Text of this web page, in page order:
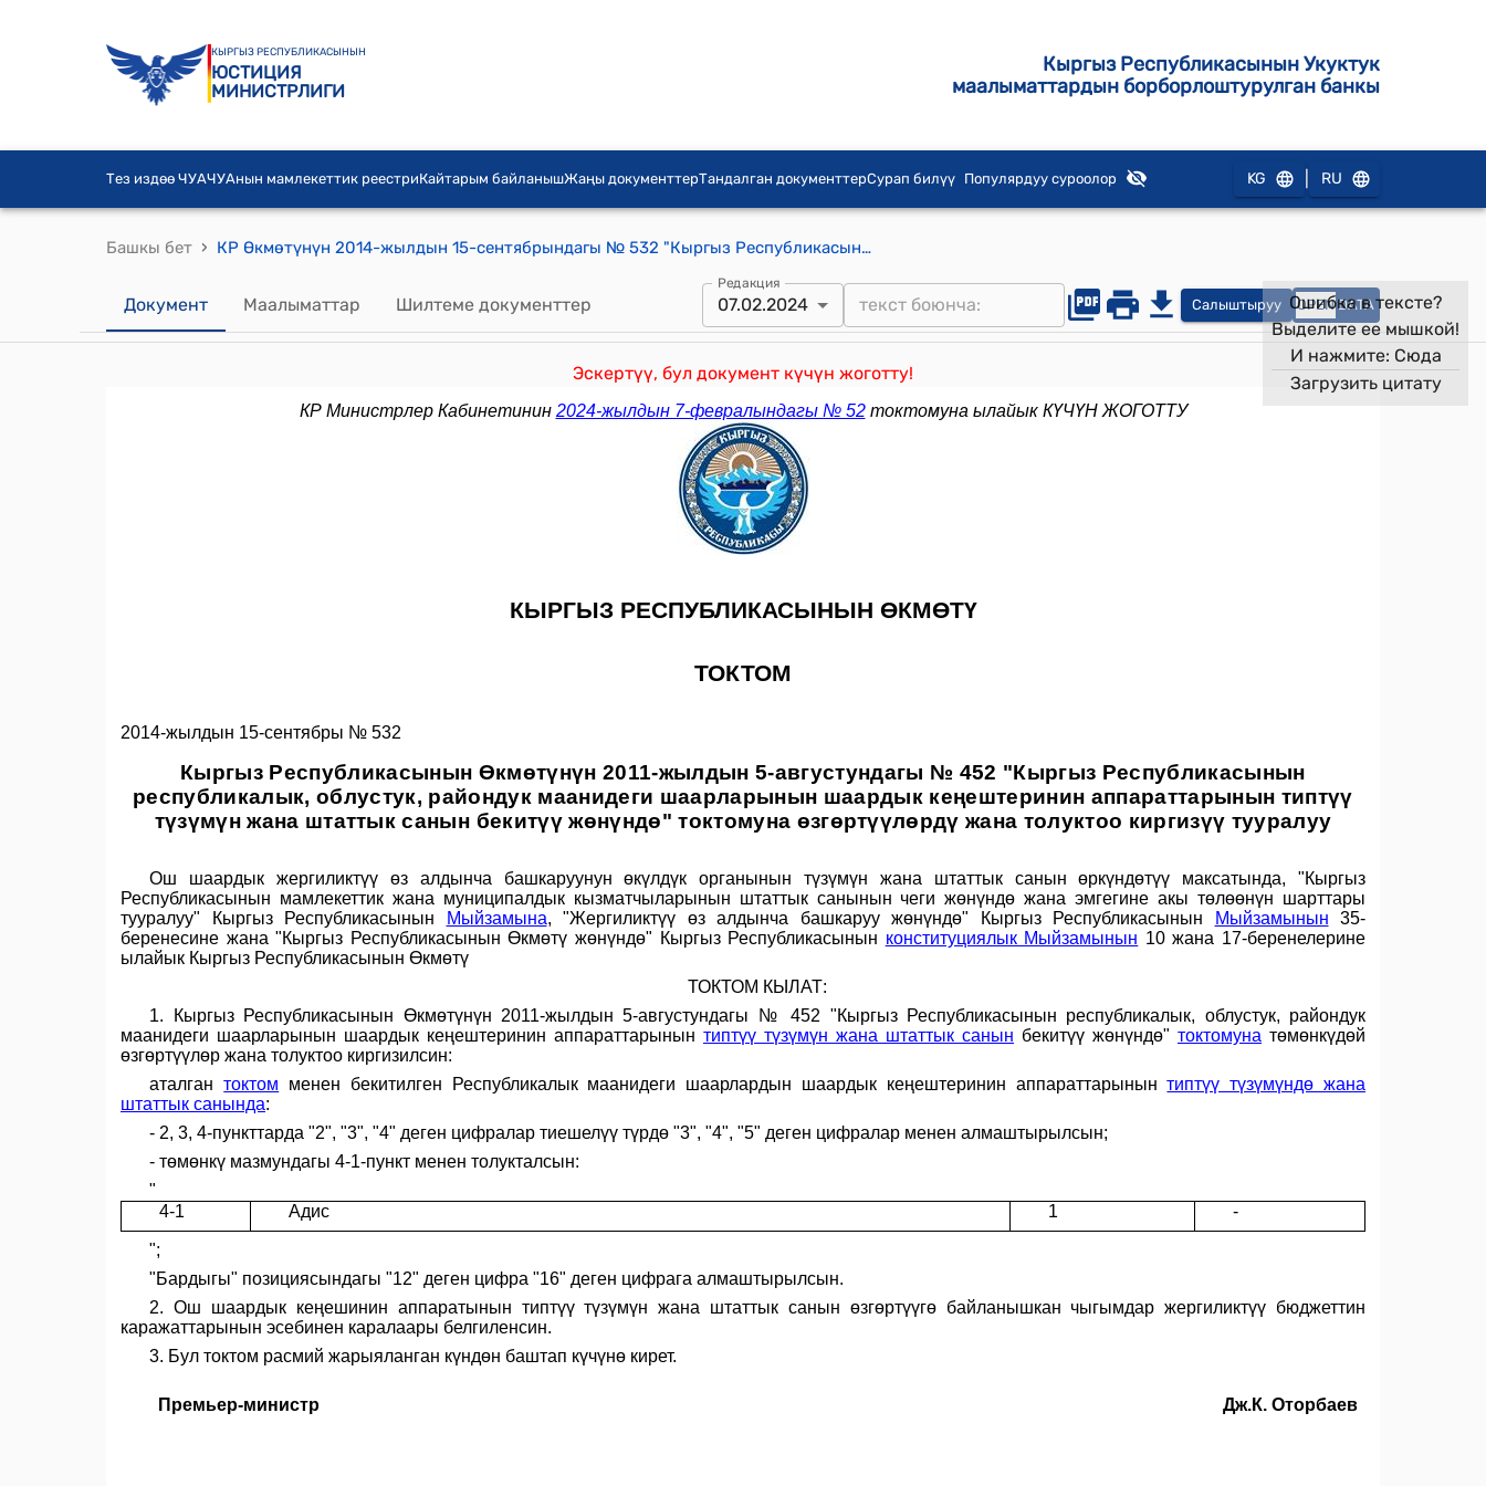
КЫРГЫЗ РЕСПУБЛИКАСЫНЫН
ЮСТИЦИЯ
МИНИСТРЛИГИ
Кыргыз Республикасынын Укуктук
маалыматтардын борборлоштурулган банкы
Тез издөө ЧУАЧУАнын мамлекеттик реестриКайтарым байланышЖаңы документтерТандалган документтерСурап билүү Популярдуу суроолор KG RU
Башкы бет › КР Өкмөтүнүн 2014-жылдын 15-сентябрындагы № 532 "Кыргыз Республикасынын Өкмөтүнүн 2011-жылдын 5-августундагы № 452 "Кыргыз Республикасынын республикалык, облустук, райондук маанидеги шаарларынын шаардык кеңештеринин аппараттарынын типтүү түзүмүн жана штаттык санын бекитүү жөнүндө" токтомуна өзгөртүүлөрдү жана толуктоо киргизүү тууралуу" токтому
Документ Маалыматтар Шилтеме документтер
Редакция
07.02.2024 Салыштыруу OPEN DATA
Эскертүү, бул документ күчүн жоготту!
Ошибка в тексте?
Выделите ее мышкой!
И нажмите: Сюда
Загрузить цитату